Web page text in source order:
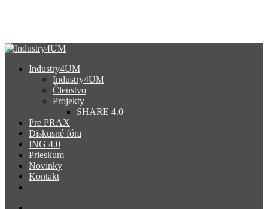
content
search
Menu
Industry4UM
Industry4UM
Členstvo
Projekty
SHARE 4.0
Pre PRAX
Diskusné fóra
ING 4.0
Prieskum
Novinky
Kontakt
Menu